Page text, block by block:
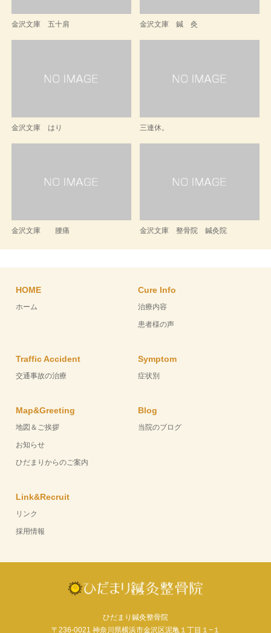
金沢文庫 五十肩 金沢文庫 鍼 灸
金沢文庫 はり 三連休。
金沢文庫 腰痛 金沢文庫 整骨院 鍼灸院
HOME
ホーム
Cure Info
治療内容
患者様の声
Traffic Accident
交通事故の治療
Symptom
症状別
Map&Greeting
地図＆ご挨拶
お知らせ
ひだまりからのご案内
Blog
当院のブログ
Link&Recruit
リンク
採用情報
ひだまり鍼灸整骨院
〒236-0021 神奈川県横浜市金沢区泥亀１丁目１−１